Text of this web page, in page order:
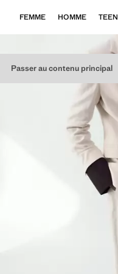
Passer au contenu principal
FEMME HOMME TEEN